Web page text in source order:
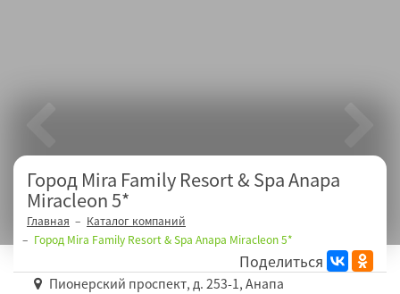
Город Mira Family Resort & Spa Anapa
Miracleon 5*
Главная
Каталог компаний
Город Mira Family Resort & Spa Anapa Miracleon 5*
Поделиться
Пионерский проспект, д. 253-1, Анапа